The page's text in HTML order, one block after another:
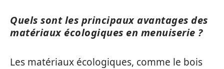
Quels sont les principaux avantages des
matériaux écologiques en menuiserie ?
Les matériaux écologiques, comme le bois